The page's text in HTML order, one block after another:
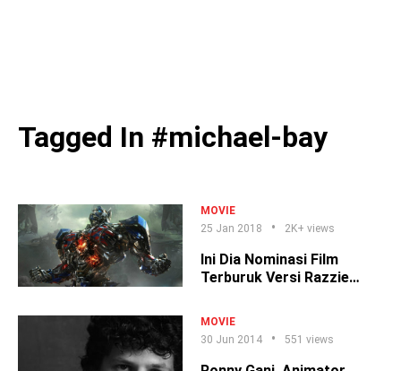
Tagged In #michael-bay
MOVIE
25 Jan 2018
2K+ views
Ini Dia Nominasi Film
Terburuk Versi Razzie
MOVIE
30 Jun 2014
551 views